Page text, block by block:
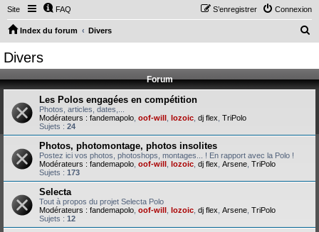
Site FAQ Connexion
S’enregistrer
Index du forum Divers
h
r
Divers
Forum
Les Polos engagées en compétition
Photos, articles, dates,...
Modérateurs : fandemapolo oof-will lozoic dj flex TriPolo
Sujets : 24
Photos, photomontage, photos insolites
Postez ici vos photos, photoshops, montages... ! En rapport avec la Polo !
Modérateurs : fandemapolo oof-will lozoic dj flex Arsene TriPolo
Sujets : 173
Selecta
Tout à propos du projet Selecta Polo
Modérateurs : fandemapolo oof-will lozoic dj flex Arsene TriPolo
Sujets : 12